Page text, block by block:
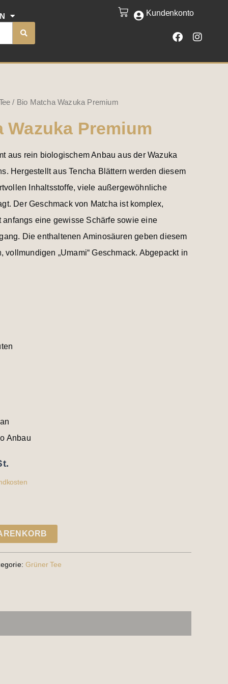
CART Kundenkonto
F
a
e
I
n
t
/ Bio Matcha Wazuka Premium
Wazuka Premium
aus rein biologischem Anbau aus der Wazuka
Hergestellt aus Tencha Blättern werden diesem
Inhaltsstoffe, viele außergewöhnliche
Der Geschmack von Matcha ist komplex,
anfangs eine gewisse Schärfe sowie eine
Die enthaltenen Aminosäuren geben diesem
vollmundigen „Umami“ Geschmack. Abgepackt in
Anbau
Grüner Tee